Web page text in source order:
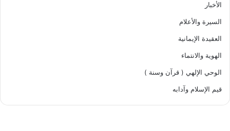
الأخبار
السيرة والأعلام
العقيدة الإيمانية
الهوية والانتماء
الوحي الإلهي ( قرآن وسنة )
قيم الإسلام وآدابه